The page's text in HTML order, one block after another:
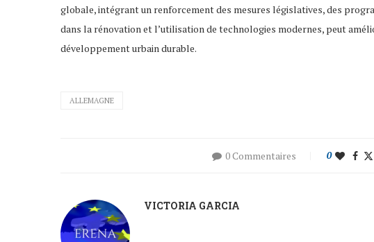
globale, intégrant un renforcement des mesures législatives, des
dans la rénovation et l’utilisation de technologies modernes, peut
développement urbain durable.
ALLEMAGNE
0 Commentaires 0
VICTORIA GARCIA